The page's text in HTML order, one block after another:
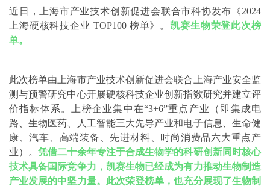
近日，上海市产业技术创新促进会联合市科协发布《2024
上海硬核科技企业 TOP100 榜单》。 凯赛生物荣登此次榜
单。
此次榜单由上海市产业技术创新促进会联合上海产业安全监
测与预警研究中心开展硬核科技企业创新指数研究并建立评
价指标体系。上榜企业集中在“3+6”重点产业（即集成电
路、生物医药、人工智能三大先导产业和电子信息、生命健
康、汽车、高端装备、先进材料、时尚消费品六大重点产
业）。凭借二十余年专注于合成生物学的科研创新同时核心
技术具备国际竞争力，凯赛生物已经成为有力推动生物制造
产业发展的中坚力量。此次荣登榜单，也充分展现了生物制